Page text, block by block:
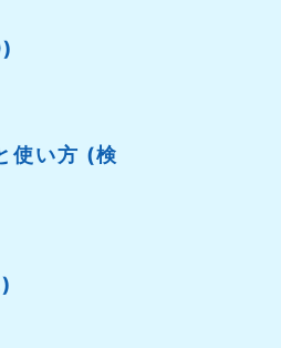
使い方 (検